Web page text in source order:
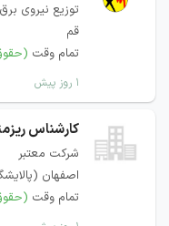
توزیع نیروی
قم
تمام وقت
۱ روز پیش
کارشناس
شرکت معتبر
اصفهان
تمام وقت